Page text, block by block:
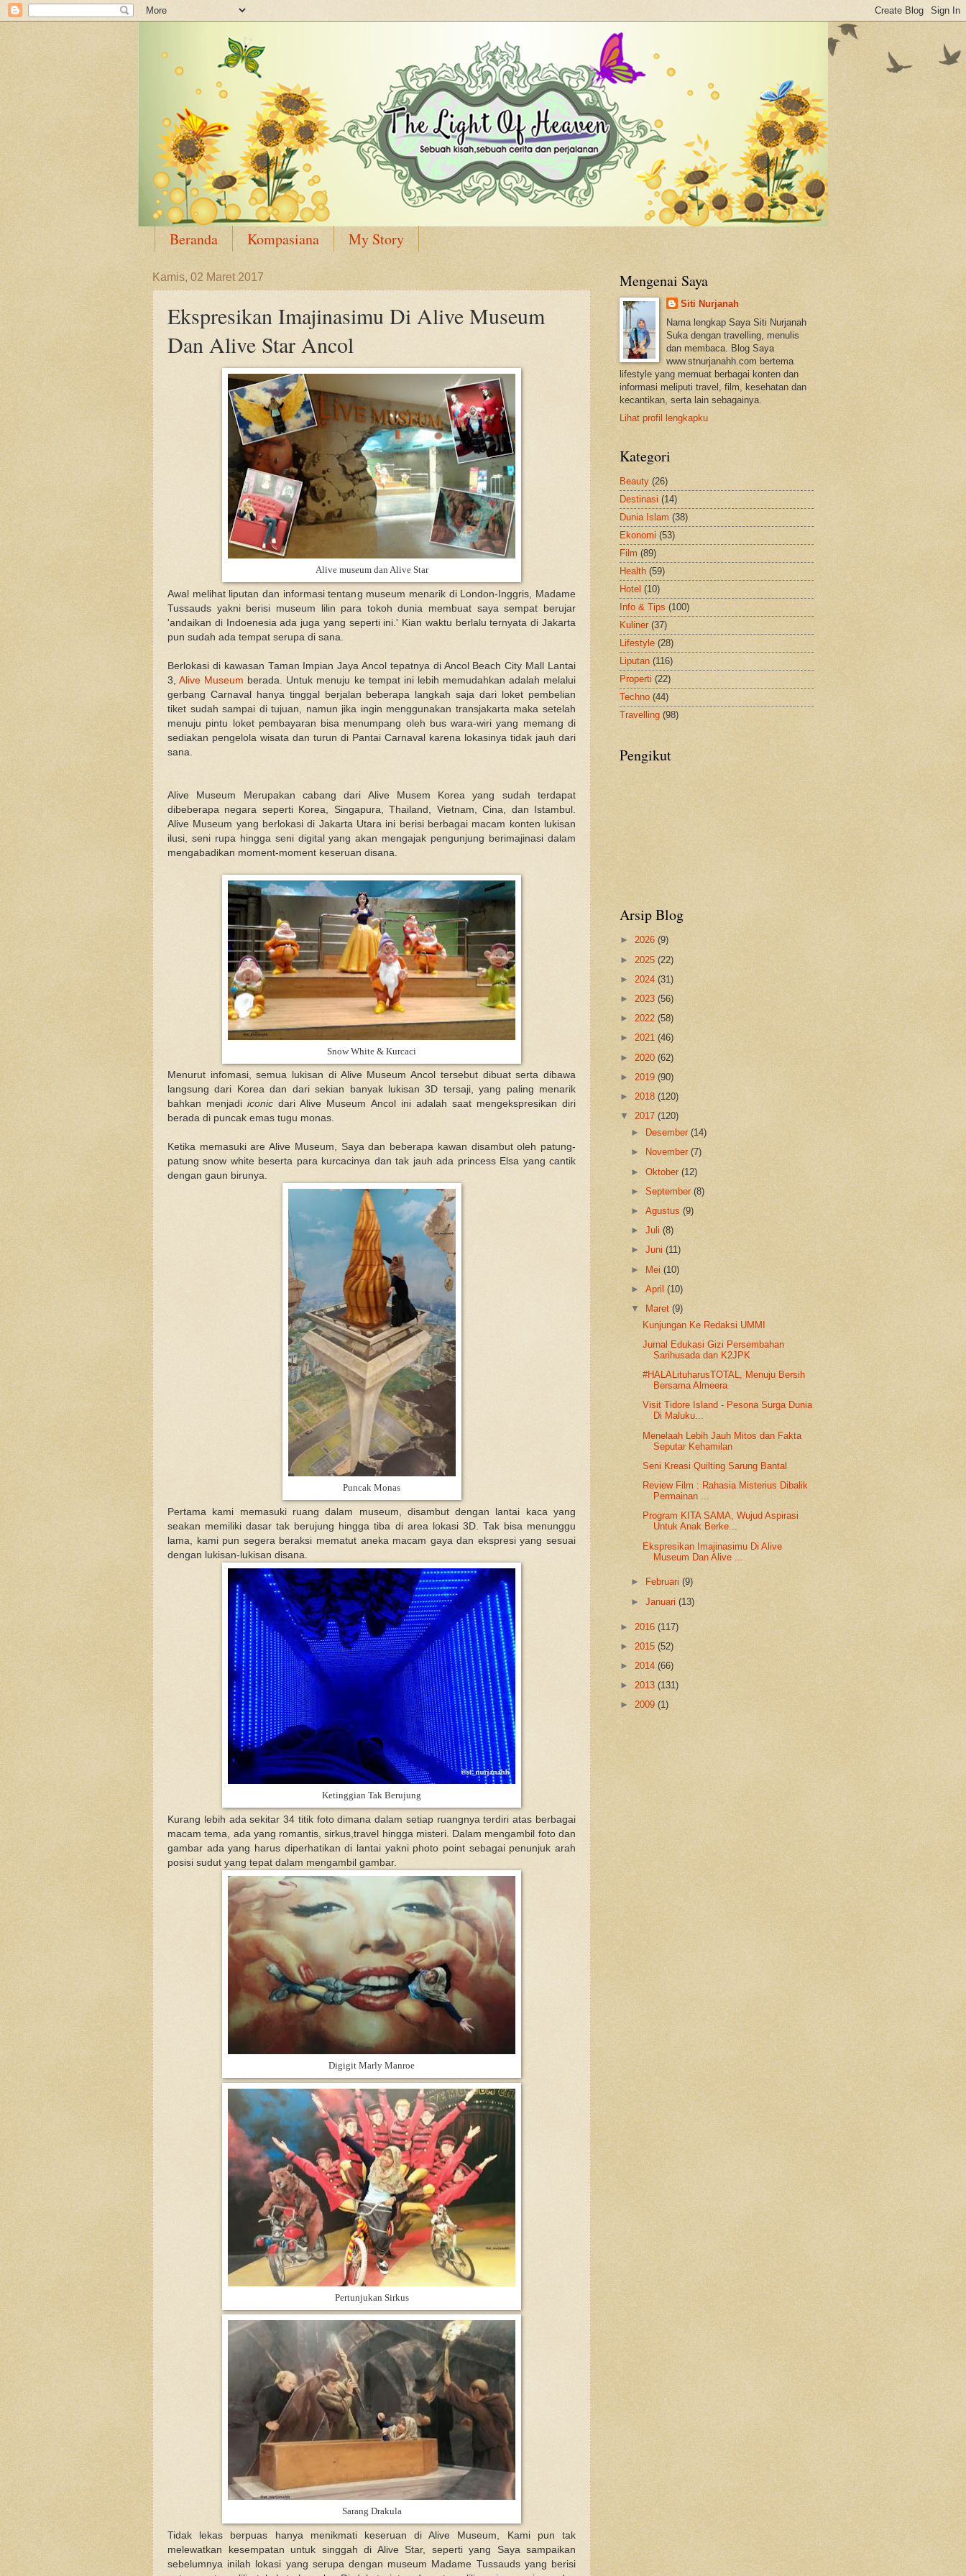
Beranda Kompasiana My Story
Kamis, 02 Maret 2017
Ekspresikan Imajinasimu Di Alive Museum
Dan Alive Star Ancol
Alive museum dan Alive Star
Awal melihat liputan dan informasi tentang museum menarik di London-Inggris, Madame
Tussauds yakni berisi museum lilin para tokoh dunia membuat saya sempat berujar
'andaikan di Indoenesia ada juga yang seperti ini.' Kian waktu berlalu ternyata di Jakarta
pun sudah ada tempat serupa di sana.
Berlokasi di kawasan Taman Impian Jaya Ancol tepatnya di Ancol Beach City Mall Lantai
3,Alive Museum berada. Untuk menuju ke tempat ini lebih memudahkan adalah melalui
gerbang Carnaval hanya tinggal berjalan beberapa langkah saja dari loket pembelian
tiket sudah sampai di tujuan, namun jika ingin menggunakan transjakarta maka setelah
menuju pintu loket pembayaran bisa menumpang oleh bus wara-wiri yang memang di
sediakan pengelola wisata dan turun di Pantai Carnaval karena lokasinya tidak jauh dari
sana.
Alive Museum Merupakan cabang dari Alive Musem Korea yang sudah terdapat
dibeberapa negara seperti Korea, Singapura, Thailand, Vietnam, Cina, dan Istambul.
Alive Museum yang berlokasi di Jakarta Utara ini berisi berbagai macam konten lukisan
ilusi, seni rupa hingga seni digital yang akan mengajak pengunjung berimajinasi dalam
mengabadikan moment-moment keseruan disana.
Snow White & Kurcaci
Menurut infomasi, semua lukisan di Alive Museum Ancol tersebut dibuat serta dibawa
langsung dari Korea dan dari sekian banyak lukisan 3D tersaji, yang paling menarik
bahkan menjadiiconic dari Alive Museum Ancol ini adalah saat mengekspresikan diri
berada di puncak emas tugu monas.
Ketika memasuki are Alive Museum, Saya dan beberapa kawan disambut oleh patung-
patung snow white beserta para kurcacinya dan tak jauh ada princess Elsa yang cantik
dengan gaun birunya.
Puncak Monas
Pertama kami memasuki ruang dalam museum, disambut dengan lantai kaca yang
seakan memiliki dasar tak berujung hingga tiba di area lokasi 3D. Tak bisa menunggu
lama, kami pun segera beraksi mematut aneka macam gaya dan ekspresi yang sesuai
dengan lukisan-lukisan disana.
Ketinggian Tak Berujung
Kurang lebih ada sekitar 34 titik foto dimana dalam setiap ruangnya terdiri atas berbagai
macam tema, ada yang romantis, sirkus,travel hingga misteri. Dalam mengambil foto dan
gambar ada yang harus diperhatikan di lantai yakni photo point sebagai penunjuk arah
posisi sudut yang tepat dalam mengambil gambar.
Digigit Marly Manroe
Pertunjukan Sirkus
Sarang Drakula
Tidak lekas berpuas hanya menikmati keseruan di Alive Museum, Kami pun tak
melewatkan kesempatan untuk singgah di Alive Star, seperti yang Saya sampaikan
sebelumnya inilah lokasi yang serupa dengan museum Madame Tussauds yang berisi
Mengenai Saya
Siti Nurjanah
Nama lengkap Saya Siti Nurjanah
Suka dengan travelling, menulis
dan membaca. Blog Saya
www.stnurjanahh.com bertema
lifestyle yang memuat berbagai konten dan
informasi meliputi travel, film, kesehatan dan
kecantikan, serta lain sebagainya.
Lihat profil lengkapku
Kategori
Beauty (26)
Destinasi (14)
Dunia Islam (38)
Ekonomi (53)
Film (89)
Health (59)
Hotel (10)
Info & Tips (100)
Kuliner (37)
Lifestyle (28)
Liputan (116)
Properti (22)
Techno (44)
Travelling (98)
Pengikut
Arsip Blog
► 2026 (9)
► 2025 (22)
► 2024 (31)
► 2023 (56)
► 2022 (58)
► 2021 (46)
► 2020 (62)
► 2019 (90)
► 2018 (120)
▼ 2017 (120)
►
Desember(14)
►
November(7)
►Oktober(12)
►September(8)
►Agustus(9)
►Juli(8)
►Juni(11)
► Mei(10)
►April(10)
▼
Maret(9)
Kunjungan Ke Redaksi UMMI
Jurnal Edukasi Gizi Persembahan
Sarihusada dan K2JPK
#HALALituharusTOTAL, Menuju Bersih
Bersama Almeera
Visit Tidore Island - Pesona Surga Dunia
Di Maluku...
Menelaah Lebih Jauh Mitos dan Fakta
Seputar Kehamilan
Seni Kreasi Quilting Sarung Bantal
Review Film : Rahasia Misterius Dibalik
Permainan ...
Program KITA SAMA, Wujud Aspirasi
Untuk Anak Berke...
Ekspresikan Imajinasimu Di Alive
Museum Dan Alive ...
► Februari(9)
►Januari(13)
► 2016 (117)
► 2015 (52)
► 2014 (66)
► 2013 (131)
► 2009 (1)